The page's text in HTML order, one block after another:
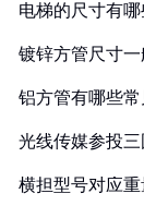
电梯的尺寸有
镀锌方管尺寸
铝方管有哪些常
光线传媒参投
横担型号对应重